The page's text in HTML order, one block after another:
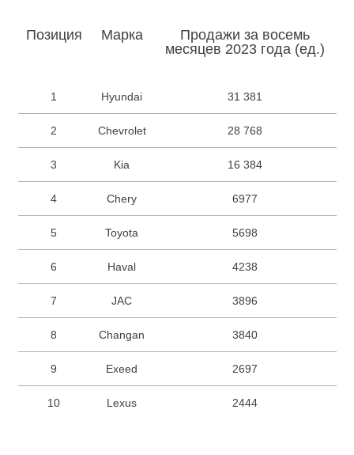
Позиция Марка
Продажи за восемь
месяцев 2023 года (ед.)
1 Hyundai 31 381
2 Chevrolet 28 768
3 Kia 16 384
4 Chery 6977
5 Toyota 5698
6 Haval 4238
7 JAC 3896
8 Changan 3840
9 Exeed 2697
10 Lexus 2444